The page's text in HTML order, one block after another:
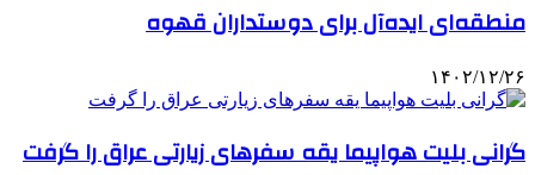
منطقه‌ای ایده‌آل برای دوستداران قهوه
۱۴۰۲/۱۲/۲۶
گرانی بلیت هواپیما یقه سفرهای زیارتی عراق را گرفت